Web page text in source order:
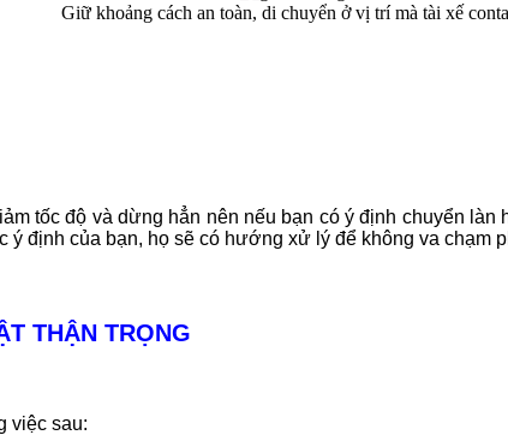
Giữ khoảng cách an toàn, di chuyển ở vị trí mà tài xế
tốc độ và dừng hẳn nên nếu bạn có ý định chuyển
định của bạn, họ sẽ có hướng xử lý để không va chạm
THẬN TRỌNG
việc sau: